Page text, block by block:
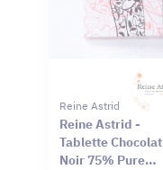
Reine Astrid
Reine Astrid -
Tablette Chocolat
Noir 75% Pure